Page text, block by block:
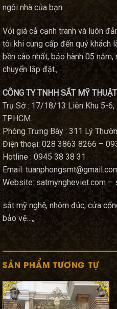
ngôi nhà của bạn.
Với giá cả cạnh tranh và luôn
tôi khi cung cấp đến quý khách
bền cào nhất, bảo hành 05
chuyển lắp đặt.,
CÔNG TY TNHH SẮT MỸ
Trụ Sở : 17/18/13 Liên Khu 5-6,
TP.HCM.
Phòng Trưng Bày : 311 Lý
Điện thoại: 028 3863 8266 –
Hotline : 0945 38 38 31
Email:
Website: satmyngheviet.com –
sắt mỹ nghệ, nhôm đúc, cửa
bảo vệ…,,
SẢN PHẨM TƯƠNG TỰ